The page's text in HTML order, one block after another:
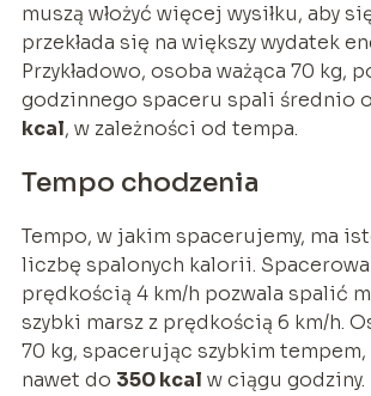
muszą włożyć więcej wysiłku, aby
przekłada się na większy wydatek
Przykładowo, osoba ważąca 70 kg,
godzinnego spaceru spali średnio
kcal, w zależności od tempa.
Tempo chodzenia
Tempo, w jakim spacerujemy, ma
liczbę spalonych kalorii.
prędkością 4 km/h pozwala spalić
szybki marsz z prędkością 6 km/h.
70 kg, spacerując szybkim
nawet do 350 kcal w ciągu godziny.